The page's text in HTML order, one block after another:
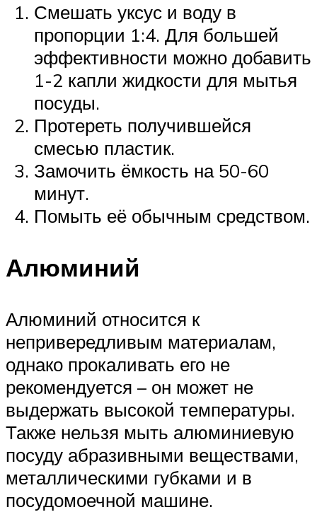
Смешать уксус и воду в
пропорции 1:4. Для большей
эффективности можно добавить
1-2 капли жидкости для мытья
посуды.
Протереть получившейся
смесью пластик.
Замочить ёмкость на 50-60
минут.
Помыть её обычным средством.
Алюминий
Алюминий относится к
непривередливым материалам,
однако прокаливать его не
рекомендуется – он может не
выдержать высокой температуры.
Также нельзя мыть алюминиевую
посуду абразивными веществами,
металлическими губками и в
посудомоечной машине.